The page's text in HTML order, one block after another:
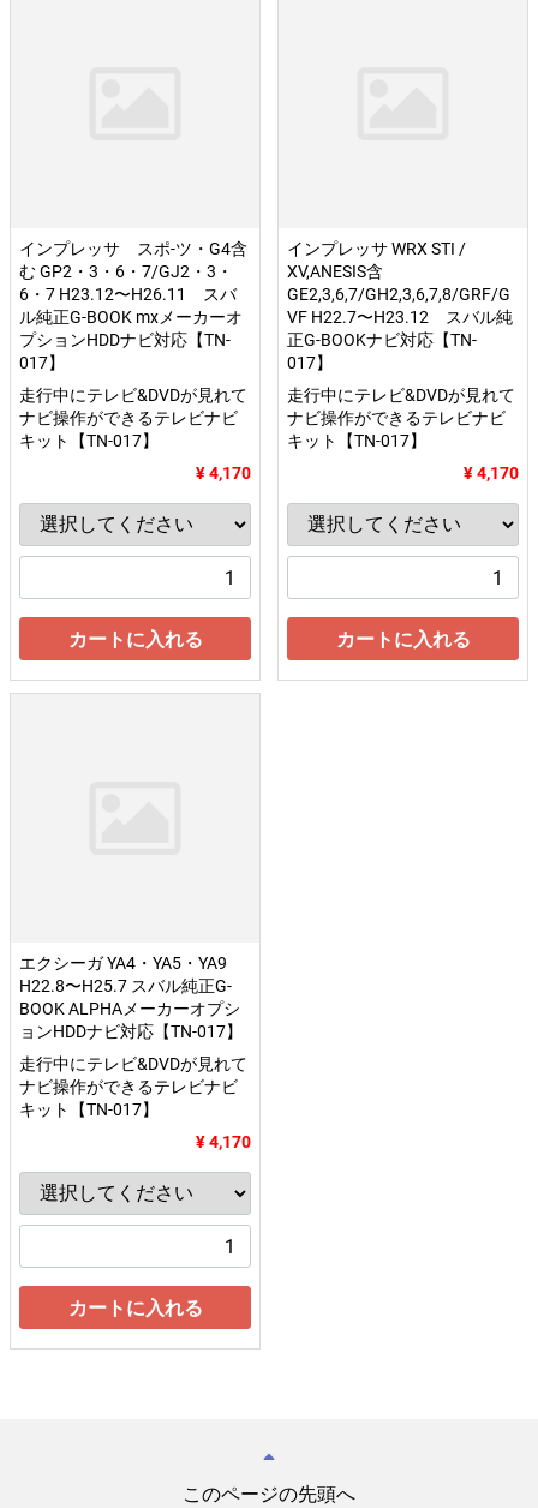
インプレッサ スポ-ツ・G4含
む GP2・3・6・7/GJ2・3・
6・7 H23.12〜H26.11 スバ
ル純正G-BOOK mxメーカーオ
プションHDDナビ対応【TN-
017】
走行中にテレビ&DVDが見れて
ナビ操作ができるテレビナビ
キット【TN-017】
¥ 4,170
カートに入れる
インプレッサ WRX STI /
XV,ANESIS含
GE2,3,6,7/GH2,3,6,7,8/GRF/G
VF H22.7〜H23.12 スバル純
正G-BOOKナビ対応【TN-
017】
走行中にテレビ&DVDが見れて
ナビ操作ができるテレビナビ
キット【TN-017】
¥ 4,170
カートに入れる
エクシーガ YA4・YA5・YA9
H22.8〜H25.7 スバル純正G-
BOOK ALPHAメーカーオプシ
ョンHDDナビ対応【TN-017】
走行中にテレビ&DVDが見れて
ナビ操作ができるテレビナビ
キット【TN-017】
¥ 4,170
カートに入れる
このページの先頭へ